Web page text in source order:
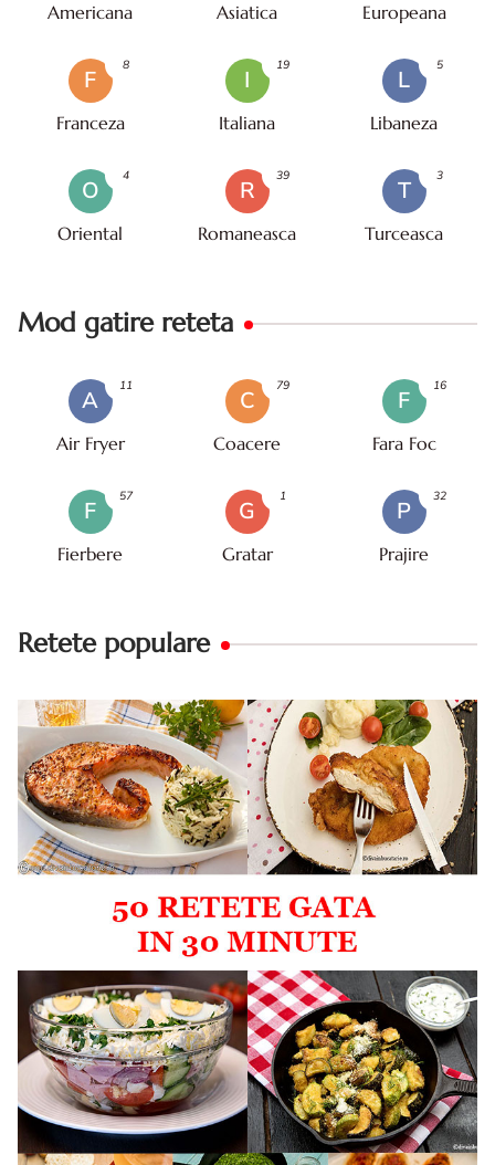
Americana Asiatica Europeana
F
Franceza
8
I
Italiana
19
L
Libaneza
5
O
Oriental
4
R
Romaneasca
39
T
Turceasca
3
Mod gatire reteta
A
Air Fryer
11
C
Coacere
79
F
Fara Foc
16
F
Fierbere
57
G
Gratar
1
P
Prajire
32
Retete populare